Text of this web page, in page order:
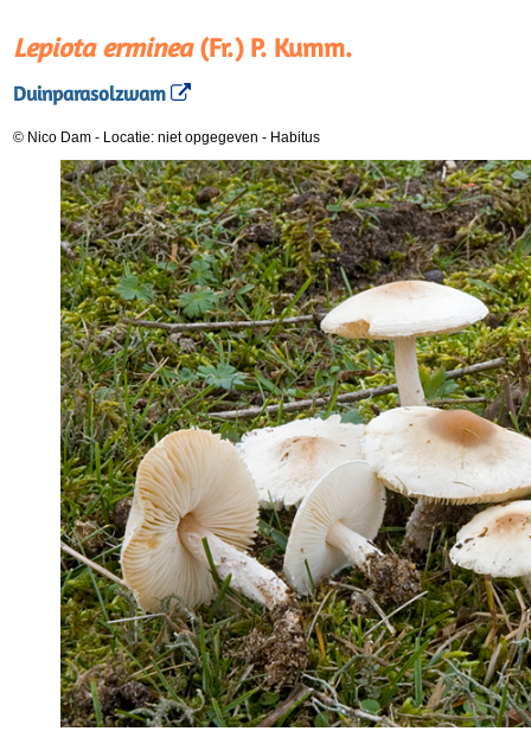
Lepiota erminea(Fr.) P. Kumm.
Duinparasolzwam
© Nico Dam - Locatie: niet opgegeven - Habitus